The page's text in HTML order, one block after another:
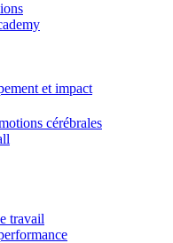
et impact
cérébrales
travail